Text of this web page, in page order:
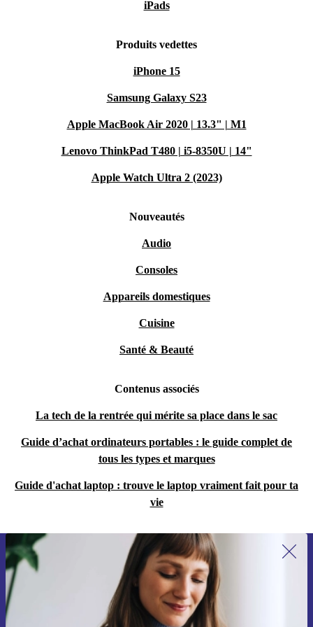
iPads
Produits vedettes
iPhone 15
Samsung Galaxy S23
Apple MacBook Air 2020 | 13.3" | M1
Lenovo ThinkPad T480 | i5-8350U | 14"
Apple Watch Ultra 2 (2023)
Nouveautés
Audio
Consoles
Appareils domestiques
Cuisine
Santé & Beauté
Contenus associés
La tech de la rentrée qui mérite sa place dans le sac
Guide d’achat ordinateurs portables : le guide complet de
tous les types et marques
Guide d'achat laptop : trouve le laptop vraiment fait pour ta
vie
Recevoir offres et infos de refurbed
par mail
Ne manquez plus aucune offre.